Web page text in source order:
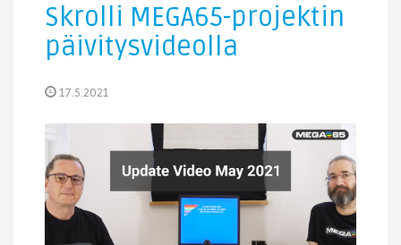
Skrolli MEGA65-projektin
päivitysvideolla
17.5.2021